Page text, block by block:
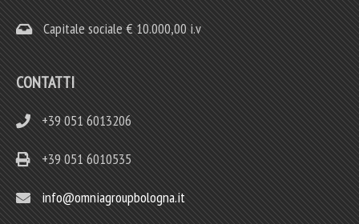
Capitale sociale € 10.000,00 i.v
CONTATTI
+39 051 6013206
+39 051 6010535
info@omniagroupbologna.it